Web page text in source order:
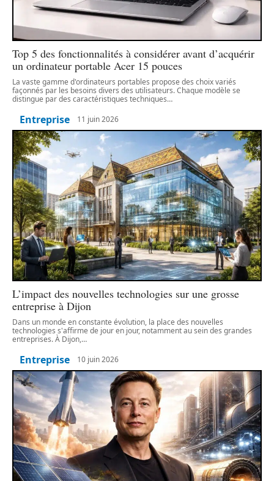
Top 5 des fonctionnalités à considérer avant d’acquérir
un ordinateur portable Acer 15 pouces
La vaste gamme d'ordinateurs portables propose des choix variés
façonnés par les besoins divers des utilisateurs. Chaque modèle se
distingue par des caractéristiques techniques…
Entreprise 11 juin 2026
L’impact des nouvelles technologies sur une grosse
entreprise à Dijon
Dans un monde en constante évolution, la place des nouvelles
technologies s'affirme de jour en jour, notamment au sein des grandes
entreprises. À Dijon,…
Entreprise 10 juin 2026